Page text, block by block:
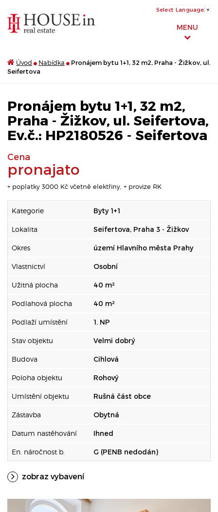
MENU
Select Language ▼
Úvod Nabídka
Pronájem bytu 1+1, 32 m2, Praha - Žižkov, ul.
Seifertova
Pronájem bytu 1+1, 32 m2,
Praha - Žižkov, ul. Seifertova,
Ev.č.: HP2180526 - Seifertova
Cena
pronajato
+ poplatky 3000 Kč včetně elektřiny, + provize RK
Kategorie Byty 1+1
Lokalita Seifertova, Praha 3 - Žižkov
Okres území Hlavního města Prahy
Vlastnictví Osobní
Užitná plocha 40 m²
Podlahová plocha 40 m²
Podlaží umístění 1. NP
Stav objektu Velmi dobrý
Budova Cihlová
Poloha objektu Rohový
Umístění objektu Rušná část obce
Zástavba Obytná
Datum nastěhování Ihned
En. náročnost b. G (PENB nedodán)
zobraz vybavení